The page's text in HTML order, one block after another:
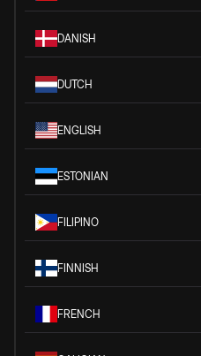
DANISH
DUTCH
ENGLISH
ESTONIAN
FILIPINO
FINNISH
FRENCH